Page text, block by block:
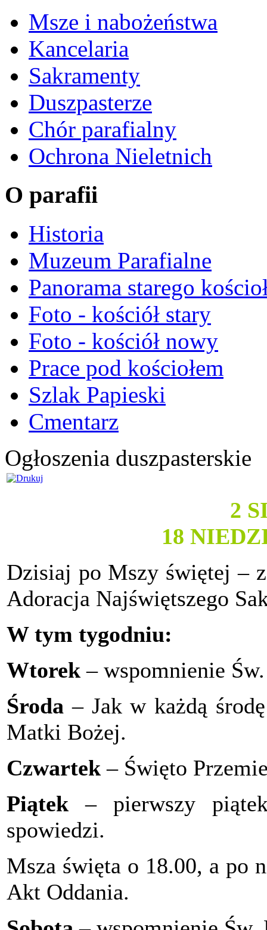
Msze i nabożeństwa
Kancelaria
Sakramenty
Duszpasterze
Chór parafialny
Ochrona Nieletnich
O parafii
Historia
Muzeum Parafialne
Panorama starego
Foto - kościół stary
Foto - kościół nowy
Prace pod kościołem
Szlak Papieski
Cmentarz
Ogłoszenia duszpasterskie
2
18
Dzisiaj po Mszy świętej –
Adoracja Najświętszego
W tym tygodniu:
Wtorek – wspomnienie
Środa – Jak w każdą
Matki Bożej.
Czwartek – Święto
Piątek – pierwszy
spowiedzi.
Msza święta o 18.00, a po
Akt Oddania.